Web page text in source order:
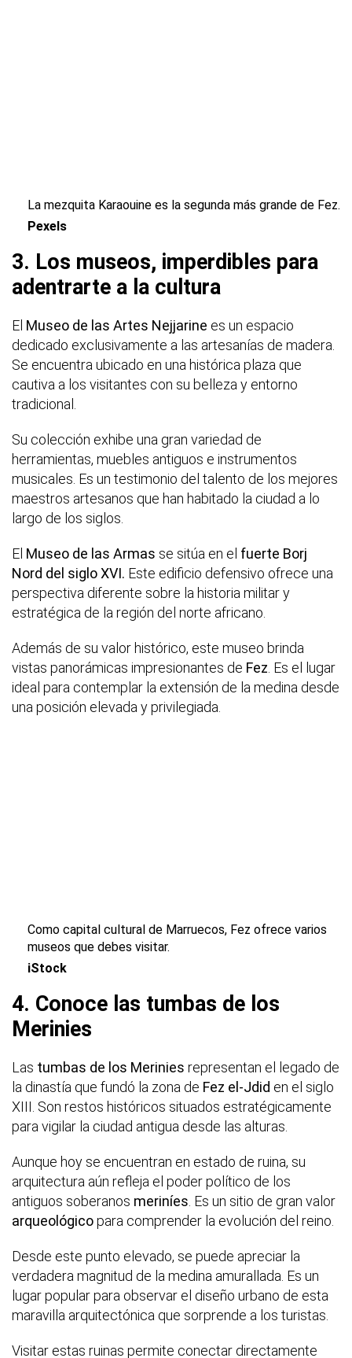
La mezquita Karaouine es la segunda más grande de Fez.
Pexels
3. Los museos, imperdibles para
adentrarte a la cultura
El Museo de las Artes Nejjarine es un espacio
dedicado exclusivamente a las artesanías de madera.
Se encuentra ubicado en una histórica plaza que
cautiva a los visitantes con su belleza y entorno
tradicional.
Su colección exhibe una gran variedad de
herramientas, muebles antiguos e instrumentos
musicales. Es un testimonio del talento de los mejores
maestros artesanos que han habitado la ciudad a lo
largo de los siglos.
El Museo de las Armas se sitúa en el fuerte Borj
Nord del siglo XVI. Este edificio defensivo ofrece una
perspectiva diferente sobre la historia militar y
estratégica de la región del norte africano.
Además de su valor histórico, este museo brinda
vistas panorámicas impresionantes de Fez . Es el lugar
ideal para contemplar la extensión de la medina desde
una posición elevada y privilegiada.
Como capital cultural de Marruecos, Fez ofrece varios
museos que debes visitar.
iStock
4. Conoce las tumbas de los
Merinies
Las tumbas de los Merinies representan el legado de
la dinastía que fundó la zona de Fez el-Jdid en el siglo
XIII. Son restos históricos situados estratégicamente
para vigilar la ciudad antigua desde las alturas.
Aunque hoy se encuentran en estado de ruina, su
arquitectura aún refleja el poder político de los
antiguos soberanos meriníes. Es un sitio de gran valor
arqueológicopara comprender la evolución del reino.
Desde este punto elevado, se puede apreciar la
verdadera magnitud de la medina amurallada. Es un
lugar popular para observar el diseño urbano de esta
maravilla arquitectónica que sorprende a los turistas.
Visitar estas ruinas permite conectar directamente